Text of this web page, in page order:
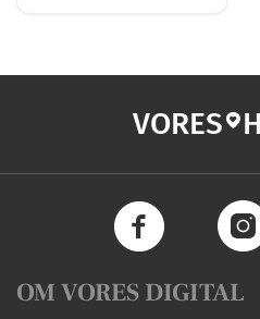
VORES
OM VORES DIGITAL